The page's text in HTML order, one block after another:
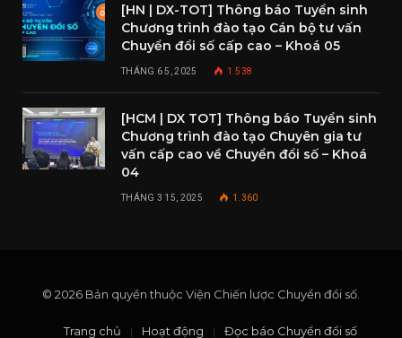
[HN | DX-TOT] Thông báo Tuyển sinh
Chương trình đào tạo Cán bộ tư vấn
Chuyển đổi số cấp cao – Khoá 05
THÁNG 6 5, 2025 1.538
[HCM | DX TOT] Thông báo Tuyển sinh
Chương trình đào tạo Chuyên gia tư
vấn cấp cao về Chuyển đổi số – Khoá
04
THÁNG 3 15, 2025 1.360
© 2026 Bản quyền thuộc Viện Chiến lược Chuyển đổi số.
Trang chủ Hoạt động Đọc báo Chuyển đổi số